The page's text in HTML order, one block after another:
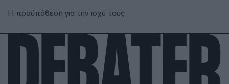
Η προϋπόθεση για την ισχύ τους